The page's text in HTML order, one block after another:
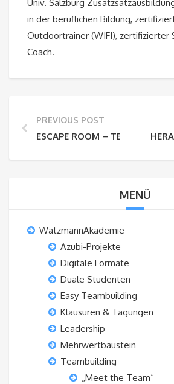
Univ. Salzburg
in der beruflichen Bildung,
Outdoortrainer (WIFI), zertifizierter
Coach.
PREVIOUS POST
ESCAPE ROOM –
MENÜ
WatzmannAkademie
Azubi-Projekte
Digitale Formate
Duale Studenten
Easy Teambuilding
Klausuren & Tagungen
Leadership
Mehrwertbaustein
Teambuilding
„Meet the Team“